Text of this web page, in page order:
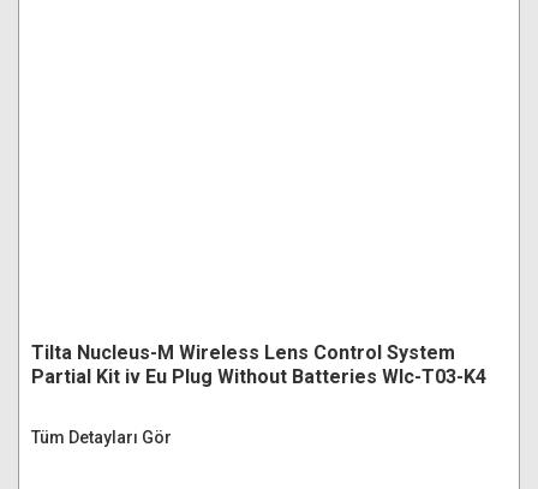
Tilta Nucleus-M Wireless Lens Control System
Partial Kit iv Eu Plug Without Batteries Wlc-T03-K4
Tüm Detayları Gör